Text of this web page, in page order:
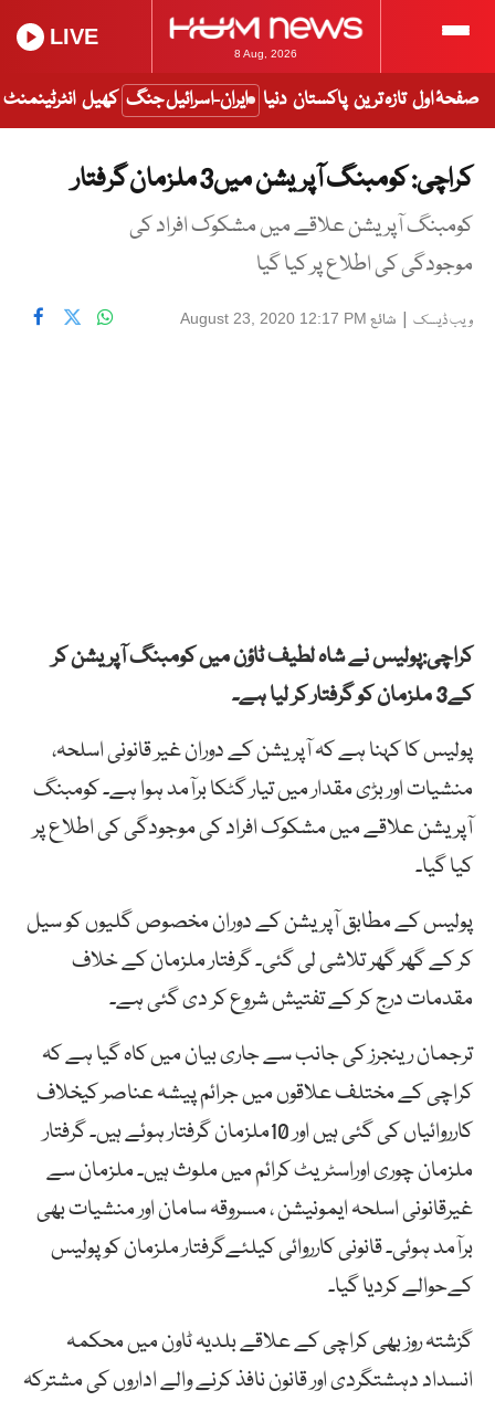
8 Aug, 2026
LIVE
صفحۂ اول تازہ ترین پاکستان دنیا ایران-اسرائیل جنگ کھیل انٹرٹینمنٹ
کراچی: کومبنگ آپریشن میں3 ملزمان گرفتار
کومبنگ آپریشن علاقے میں مشکوک افراد کی
موجودگی کی اطلاع پر کیا گیا
ویب ڈیسک | شائع August 23, 2020 12:17 PM
کراچی:پولیس نے شاہ لطیف ٹاؤن میں کومبنگ آپریشن کر
کے3 ملزمان کو گرفتار کر لیا ہے۔
پولیس کا کہنا ہے کہ آپریشن کے دوران غیر قانونی اسلحہ،
منشیات اور بڑی مقدار میں تیار گٹکا برآمد ہوا ہے۔ کومبنگ
آپریشن علاقے میں مشکوک افراد کی موجودگی کی اطلاع پر
کیا گیا۔
پولیس کے مطابق آپریشن کے دوران مخصوص گلیوں کو سیل
کر کے گھر گھر تلاشی لی گئی۔ گرفتار ملزمان کے خلاف
مقدمات درج کر کے تفتیش شروع کر دی گئی ہے۔
ترجمان رینجرز کی جانب سے جاری بیان میں کاہ گیا ہے کہ
کراچی کے مختلف علاقوں میں جرائم پیشہ عناصر کیخلاف
کارروائیاں کی گئی ہیں اور 10ملزمان گرفتار ہوئے ہیں۔ گرفتار
ملزمان چوری اوراسٹریٹ کرائم میں ملوث ہیں۔ ملزمان سے
غیرقانونی اسلحہ ایمونیشن ، مسروقہ سامان اور منشیات بھی
برآمد ہوئی۔ قانونی کارروائی کیلئےگرفتار ملزمان کو پولیس
کےحوالے کردیا گیا۔
گزشتہ روز بھیکراچیکےعلاقے بلدیہ ٹاون میں محکمہ
انسداد دہشتگردی اور قانون نافذ کرنے والے اداروں کی مشترکہ